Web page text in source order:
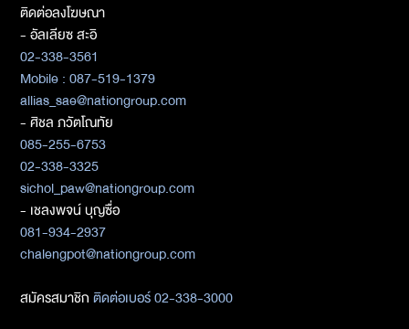
ติดต่อลงโฆษณา
- อัลเลียซ สะอิ
02-338-3561
Mobile : 087-519-1379
allias_sae@nationgroup.com
- ศิชล ภวัตโณทัย
085-255-6753
02-338-3325
sichol_paw@nationgroup.com
- เชลงพจน์ บุญซื่อ
081-934-2937
chalengpot@nationgroup.com
สมัครสมาชิกติดต่อเบอร์ 02-338-3000